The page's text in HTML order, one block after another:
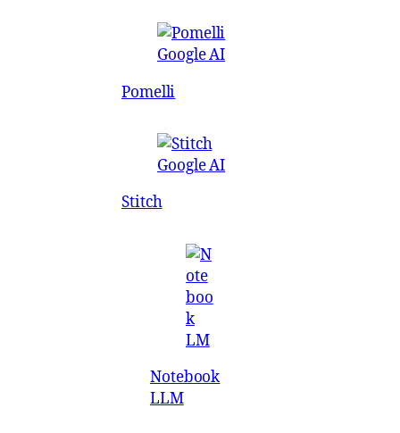
Pomelli
Stitch
Notebook
LLM